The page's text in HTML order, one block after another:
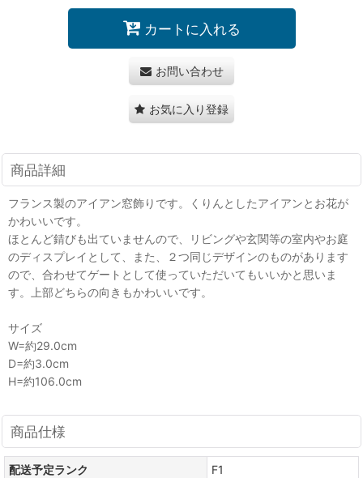
カートに入れる
お問い合わせ
お気に入り登録
商品詳細
フランス製のアイアン窓飾りです。くりんとしたアイアンとお花が
かわいいです。
ほとんど錆びも出ていませんので、リビングや玄関等の室内やお庭
のディスプレイとして、また、２つ同じデザインのものがあります
ので、合わせてゲートとして使っていただいてもいいかと思いま
す。上部どちらの向きもかわいいです。
サイズ
W=約29.0cm
D=約3.0cm
H=約106.0cm
商品仕様
配送予定ランク
F1